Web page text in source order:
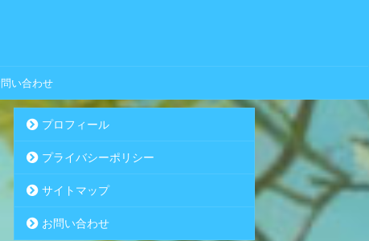
い合わせ
プロフィール
プライバシーポリシー
サイトマップ
お問い合わせ